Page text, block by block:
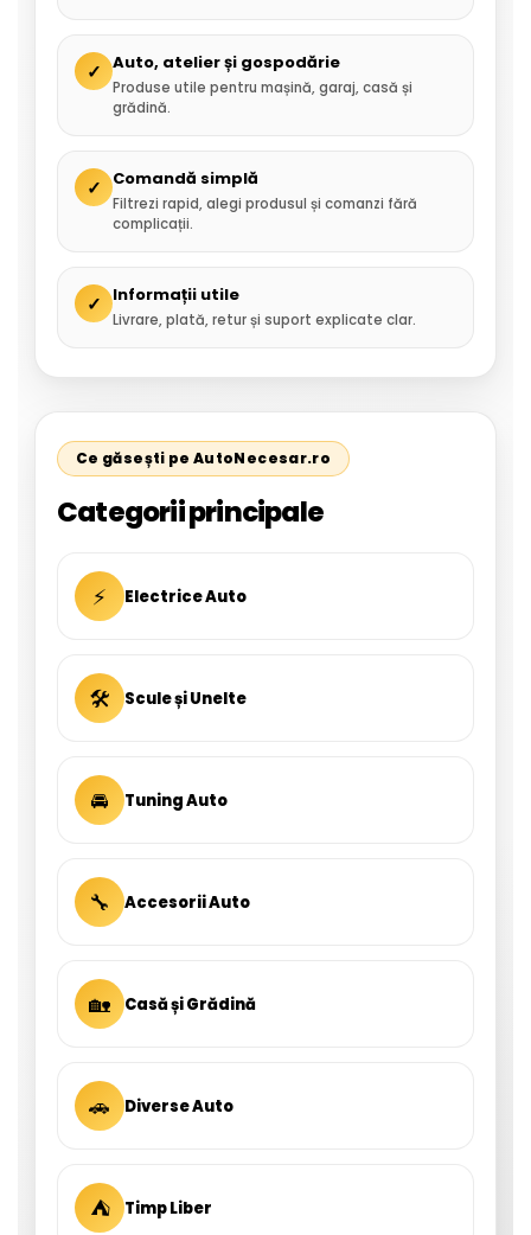
✓ Auto, atelier și gospodărie
Produse utile pentru mașină, garaj, casă și
grădină.
✓ Comandă simplă
Filtrezi rapid, alegi produsul și comanzi fără
complicații.
✓ Informații utile
Livrare, plată, retur și suport explicate clar.
Ce găsești pe AutoNecesar.ro
Categorii principale
⚡ Electrice Auto
🛠 Scule și Unelte
🚘 Tuning Auto
🔧 Accesorii Auto
🏡 Casă și Grădină
🚗 Diverse Auto
⛺ Timp Liber